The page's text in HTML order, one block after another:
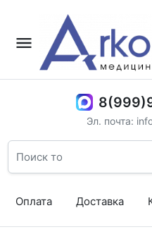
Эл. почта:
Оплата Доставка